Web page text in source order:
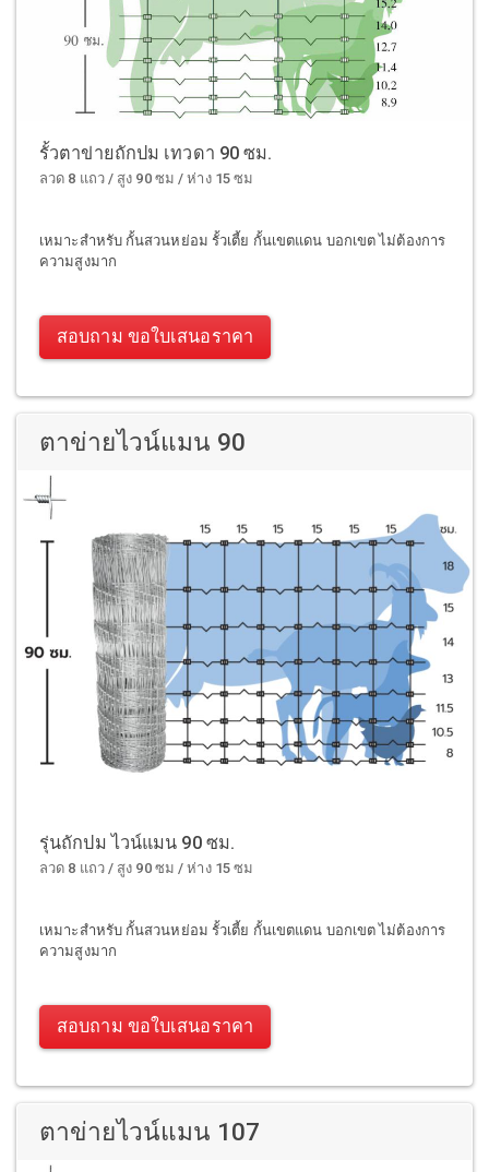
รั้วตาข่ายถักปม เทวดา 90 ซม.
ลวด 8 แถว / สูง 90 ซม / ห่าง 15 ซม
เหมาะสำหรับ กั้นสวนหย่อม รั้วเตี้ย กั้นเขตแดน บอกเขต ไม่ต้องการ
ความสูงมาก
สอบถาม ขอใบเสนอราคา
ตาข่ายไวน์แมน 90
รุ่นถักปม ไวน์แมน 90 ซม.
ลวด 8 แถว / สูง 90 ซม / ห่าง 15 ซม
เหมาะสำหรับ กั้นสวนหย่อม รั้วเตี้ย กั้นเขตแดน บอกเขต ไม่ต้องการ
ความสูงมาก
สอบถาม ขอใบเสนอราคา
ตาข่ายไวน์แมน 107